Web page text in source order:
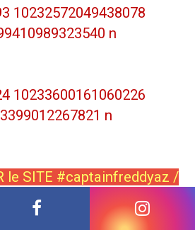
le SITE #captainfreddyaz /
variete( DONS - tips ou
online )